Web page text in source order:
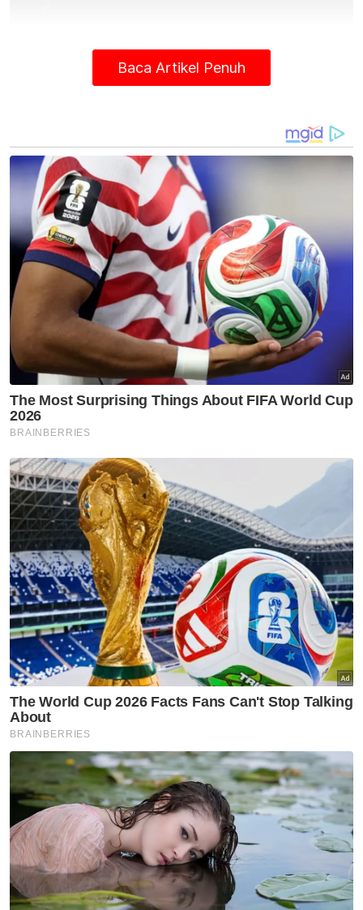
Operasi mencari dan menyelamat (SAR) kanak-kanak lelaki,
Putra Faris Suhaimi, 8, yang dikhuatiri lemas di Sungai
Ganggarak diteruskan hari ini. Foto Bernama
ARTIKEL BERKAITAN:
Usaha cari kanak-
kanak 8 tahun, Putra Faris diteruskan hari ini
Budak lelaki lapan tahun dikhuatiri lemas
Artikel Berkaitan:
Kanak-kanak lelaki 11 tahun maut terjatuh dari
tingkat tujuh
Suspek tetak rakan ditemui meninggal dunia di
dapur rumah
Kanak-kanak lelaki ditemui rentung dalam bilik
Baca Artikel Penuh